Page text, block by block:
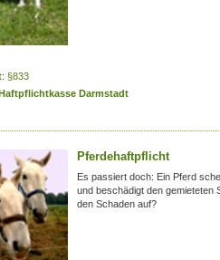
: §833
Darmstadt
Pferdehaftpflicht
Es passiert doch: Ein Pferd
und beschädigt den gemieteten
den Schaden auf?